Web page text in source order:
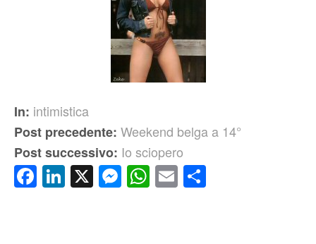
In: intimistica
Post precedente: Weekend belga a 14°
Post successivo: Io sciopero
Facebook
LinkedIn
X Messenger
WhatsApp
Email